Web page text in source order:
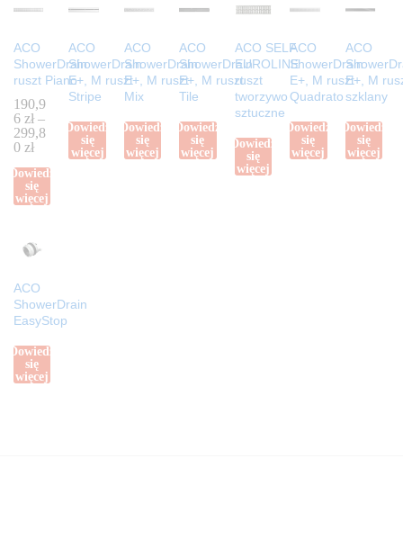
ACO
ShowerDrain
ruszt Piano
190,9
6 zł –
299,8
0 zł
Dowiedz
się
więcej
ACO
ShowerDrain
E+, M ruszt
Stripe
Dowiedz
się
więcej
ACO
ShowerDrain
E+, M ruszt
Mix
Dowiedz
się
więcej
ACO
ShowerDrain
E+, M ruszt
Tile
Dowiedz
się
więcej
ACO SELF
EUROLINE
ruszt
tworzywo
sztuczne
Dowiedz
się
więcej
ACO
ShowerDrain
E+, M ruszt
Quadrato
Dowiedz
się
więcej
ACO
E+, M
szklany
Dowiedz
się
więcej
ACO
ShowerDrain
EasyStop
Dowiedz
się
więcej